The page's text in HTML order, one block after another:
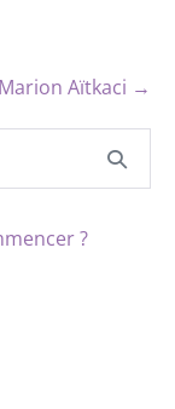
Marion Aïtkaci →
?